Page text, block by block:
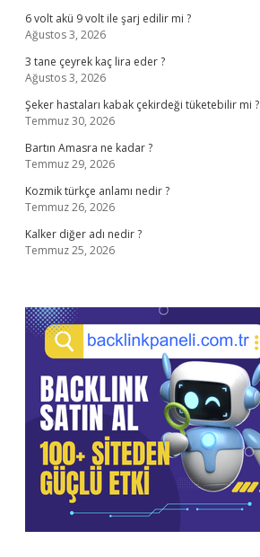
6 volt akü 9 volt ile şarj edilir mi ?
Ağustos 3, 2026
3 tane çeyrek kaç lira eder ?
Ağustos 3, 2026
Şeker hastaları kabak çekirdeği tüketebilir mi ?
Temmuz 30, 2026
Bartın Amasra ne kadar ?
Temmuz 29, 2026
Kozmik türkçe anlamı nedir ?
Temmuz 26, 2026
Kalker diğer adı nedir ?
Temmuz 25, 2026